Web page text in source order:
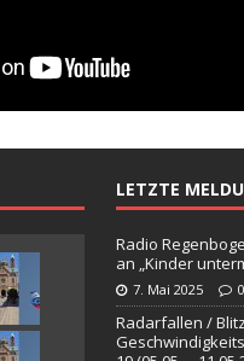
LETZTE
Radio
an „Kinder
7. Mai 2025 0
Radarfallen /